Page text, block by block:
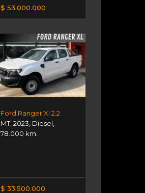
$ 53.000.000
Ford Ranger Xl 2.2
MT,2023 Diesel
78.000 km.
$ 33.500.000